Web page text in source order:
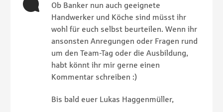
Ob Banker nun auch geeignete
Handwerker und Köche sind müsst ihr
wohl für euch selbst beurteilen. Wenn ihr
ansonsten Anregungen oder Fragen rund
um den Team-Tag oder die Ausbildung,
habt könnt ihr mir gerne einen
Kommentar schreiben :)
Bis bald euer Lukas Haggenmüller,